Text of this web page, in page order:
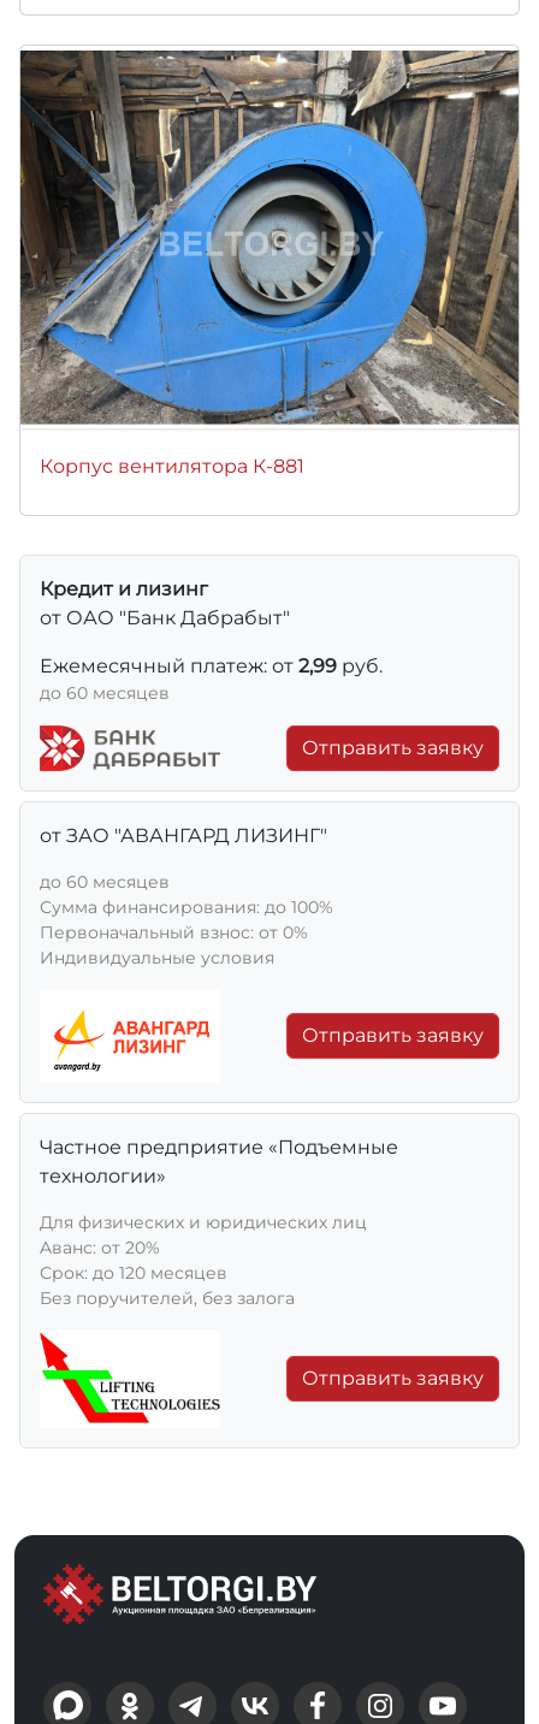
Корпус вентилятора К-881
Кредит и лизинг
от ОАО "Банк Дабрабыт"
Ежемесячный платеж: от 2,99 руб.
до 60 месяцев
Отправить заявку
от ЗАО "АВАНГАРД ЛИЗИНГ"
до 60 месяцев
Сумма финансирования: до 100%
Первоначальный взнос: от 0%
Индивидуальные условия
Отправить заявку
Частное предприятие «Подъемные
технологии»
Для физических и юридических лиц
Aванс: от 20%
Срок: до 120 месяцев
Без поручителей, без залога
Отправить заявку